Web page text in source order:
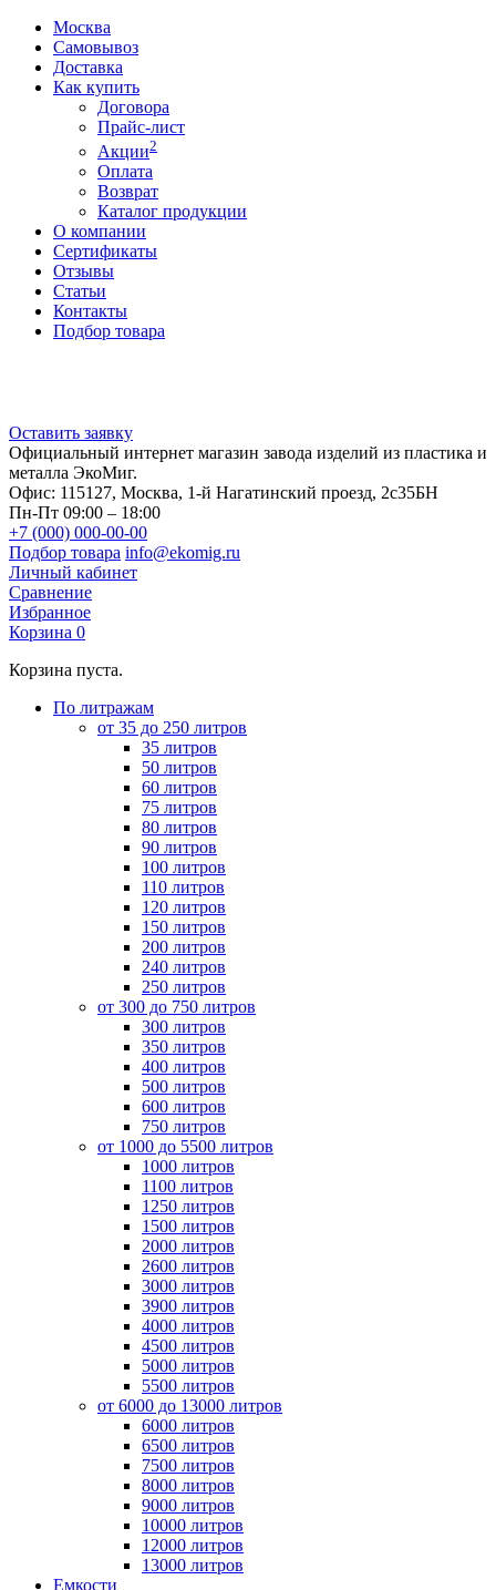
Москва
Самовывоз
Доставка
Как купить
Договора
Прайс-лист
Акции2
Оплата
Возврат
Каталог продукции
О компании
Сертификаты
Отзывы
Статьи
Контакты
Подбор товара
Оставить заявку
Официальный интернет магазин завода изделий из пластика и
металла ЭкоМиг.
Офис: 115127, Москва, 1-й Нагатинский проезд, 2с35БН
Пн-Пт 09:00 – 18:00
+7 (000) 000-00-00
Подбор товара info@ekomig.ru
Личный кабинет
Сравнение
Избранное
Корзина 0
Корзина пуста.
По литражам
от 35 до 250 литров
35 литров
50 литров
60 литров
75 литров
80 литров
90 литров
100 литров
110 литров
120 литров
150 литров
200 литров
240 литров
250 литров
от 300 до 750 литров
300 литров
350 литров
400 литров
500 литров
600 литров
750 литров
от 1000 до 5500 литров
1000 литров
1100 литров
1250 литров
1500 литров
2000 литров
2600 литров
3000 литров
3900 литров
4000 литров
4500 литров
5000 литров
5500 литров
от 6000 до 13000 литров
6000 литров
6500 литров
7500 литров
8000 литров
9000 литров
10000 литров
12000 литров
13000 литров
Емкости